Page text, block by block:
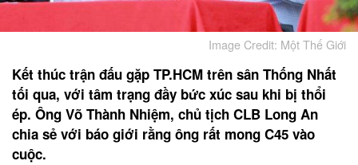
Image Credit: Một Thế Giới
Kết thúc trận đấu gặp TP.HCM trên sân Thống Nhất
tối qua, với tâm trạng đầy bức xúc sau khi bị thổi
ép. Ông Võ Thành Nhiệm, chủ tịch CLB Long An
chia sẻ với báo giới rằng ông rất mong C45 vào
cuộc.